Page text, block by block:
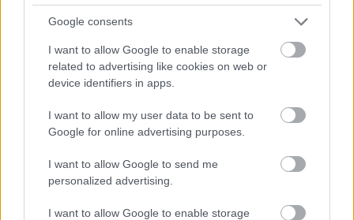
Google consents
I want to allow Google to enable storage
related to advertising like cookies on web or
device identifiers in apps.
I want to allow my user data to be sent to
Google for online advertising purposes.
I want to allow Google to send me
personalized advertising.
I want to allow Google to enable storage
Οδικής Κυκλοφορίας(Ν. 5209/2025), η Πολιτεία δίνει
σαφές μήνυμα μηδενικής ανοχής απέναντι στη μη χρήση
κράνους, μέσω της αυστηροποίησης των ποινών, καθώς
προβλέπεταιπρόστιμο 350 ευρώκαι αφαίρεση
οδηγό δικύκλων(Οι ίδιες κυρώσεις ισχύουν και για τον
που δεν μεριμνά για την ασφάλεια του επιβάτη
πρόστιμο 350 ευρώ για τον επιβάτη δικύκλων και
πρόστιμο30 ευρώγια τον οδηγό Ε.Π.Η.Ο. Υπενθυμίζεται
ότι, στιςπεριπτώσεις υποτροπής , οι ποινές